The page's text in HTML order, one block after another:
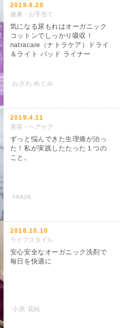
2019.6.28
健康・お手当て
おざわ めぐみ
気になる尿もれはオーガニック
コットンでしっかり吸収！
natracare（ナトラケア）ドライ
＆ライト パッド ライナー
2019.4.11
美容・ヘアケア
saaya
ずっと悩んできた生理痛が治っ
た！私が実践したたった１つの
こと。
2018.10.10
ライフスタイル
小原 花純
安心安全なオーガニック洗剤で
毎日を快適に